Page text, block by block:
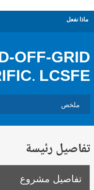
OFF-
رئيسة
مشروع